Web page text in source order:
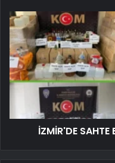
İZMİR'DE SAHTE